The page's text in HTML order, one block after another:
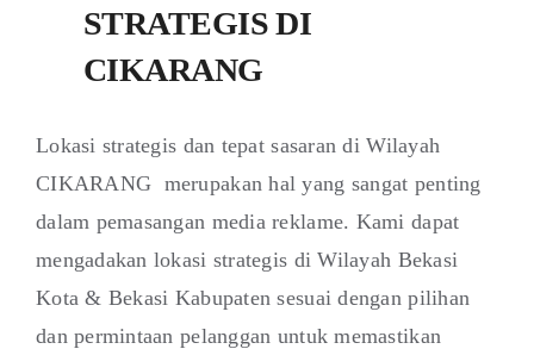
STRATEGIS DI
CIKARANG
Lokasi strategis dan tepat sasaran di Wilayah
CIKARANG merupakan hal yang sangat penting
dalam pemasangan media reklame. Kami dapat
mengadakan lokasi strategis di Wilayah Bekasi
Kota & Bekasi Kabupaten sesuai dengan pilihan
dan permintaan pelanggan untuk memastikan